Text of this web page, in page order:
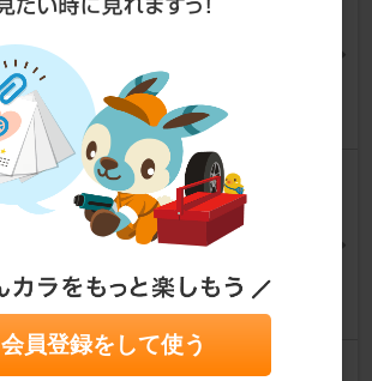
シエンタ
24
トヨタ(純正) 士別フィン
シエンタ [10系]
☆ともさん☆さん
アトリエRV 大型アームレスト
会員登録をして使う